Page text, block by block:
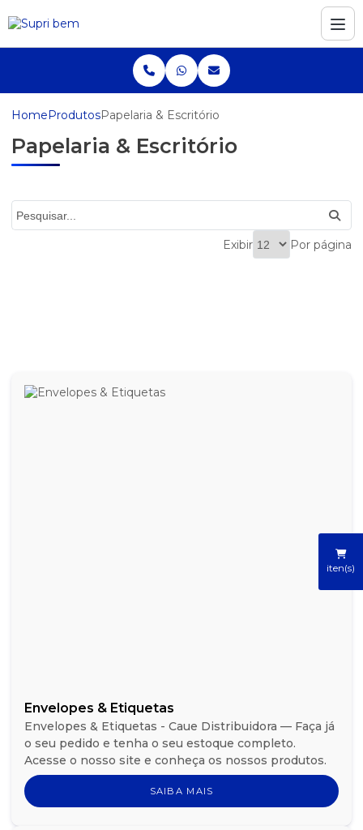
iten(s)
HomeProdutosPapelaria & Escritório
Papelaria & Escritório
Exibir Por página
Envelopes & Etiquetas
Envelopes & Etiquetas - Caue Distribuidora — Faça já
o seu pedido e tenha o seu estoque completo.
Acesse o nosso site e conheça os nossos produtos.
SAIBA MAIS